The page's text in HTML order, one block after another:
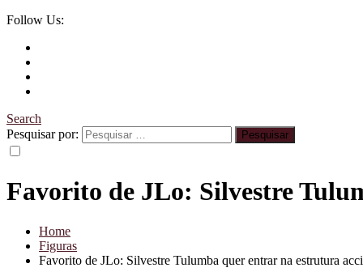
Follow Us:
Search
Pesquisar por:
Favorito de JLo: Silvestre
Home
Figuras
Favorito de JLo: Silvestre Tulumba quer entrar na estrutura